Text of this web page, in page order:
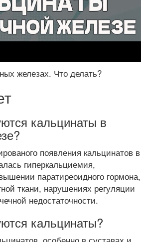
железах. Что делать?
кальцинаты в
появления кальцинатов в
гиперкальциемия,
паратиреоидного гормона,
ткани, нарушениях регуляции
недостаточности.
кальцинаты?